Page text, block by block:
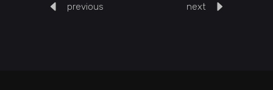
previous next